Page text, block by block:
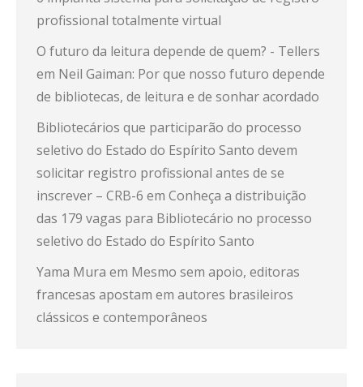
profissional totalmente virtual
O futuro da leitura depende de quem? - Tellers
em Neil Gaiman: Por que nosso futuro depende
de bibliotecas, de leitura e de sonhar acordado
Bibliotecários que participarão do processo
seletivo do Estado do Espírito Santo devem
solicitar registro profissional antes de se
inscrever – CRB-6 em Conheça a distribuição
das 179 vagas para Bibliotecário no processo
seletivo do Estado do Espírito Santo
Yama Mura em Mesmo sem apoio, editoras
francesas apostam em autores brasileiros
clássicos e contemporâneos